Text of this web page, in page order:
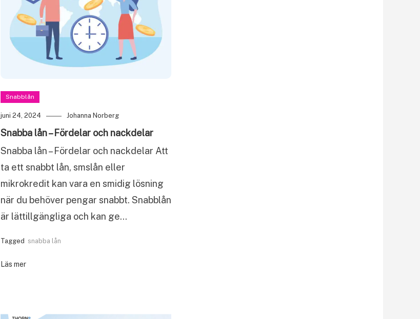
Snabblån
juni 24, 2024 Johanna Norberg
Snabba lån – Fördelar och nackdelar
Snabba lån – Fördelar och nackdelar Att
ta ett snabbt lån, smslån eller
mikrokredit kan vara en smidig lösning
när du behöver pengar snabbt. Snabblån
är lättillgängliga och kan ge…
Tagged snabba lån
Läs mer